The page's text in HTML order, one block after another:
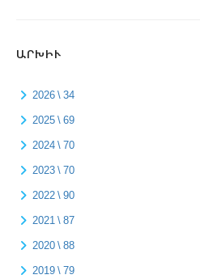
ԱՐԽԻՒ
2026 \ 34
2025 \ 69
2024 \ 70
2023 \ 70
2022 \ 90
2021 \ 87
2020 \ 88
2019 \ 79